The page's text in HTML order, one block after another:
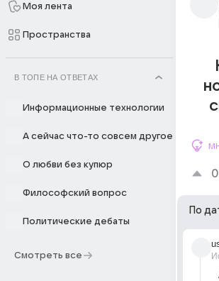
Моя лента
Пространства
В ТОПЕ НА ОТВЕТАХ
Информационные технологии
А сейчас что-то совсем другое
О любви без купюр
Философский вопрос
Политические дебаты
Смотреть все
0
По